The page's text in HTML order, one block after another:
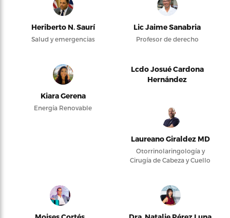
Heriberto N. Saurí
Salud y emergencias
Lic Jaime Sanabria
Profesor de derecho
Kiara Gerena
Energía Renovable
Lcdo Josué Cardona
Hernández
Laureano Giraldez MD
Otorrinolaringología y
Cirugía de Cabeza y Cuello